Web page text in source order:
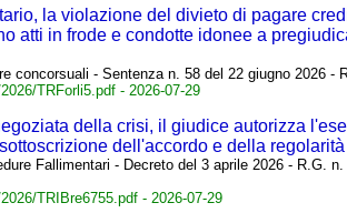
la violazione del divieto di pagare
atti in frode e condotte idonee a
concorsuali - Sentenza n. 58 del 22 giugno 2026
TRForli5.pdf - 2026-07-29
della crisi, il giudice autorizza
dell'accordo e della
Fallimentari - Decreto del 3 aprile 2026 - R.G.
TRIBre6755.pdf - 2026-07-29